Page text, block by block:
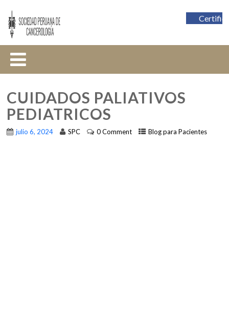
CUIDADOS PALIATIVOS
PEDIATRICOS
julio 6, 2024 SPC 0 Comment Blog para Pacientes